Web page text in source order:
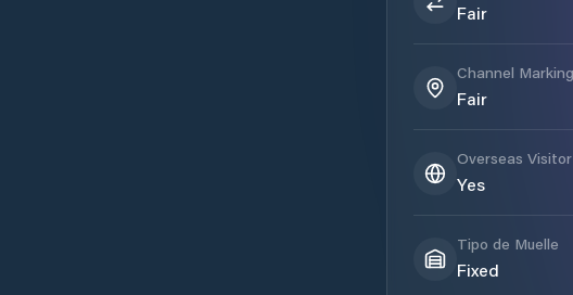
Fair
Channel Marking
Fair
Overseas
Yes
Tipo de Muelle
Fixed